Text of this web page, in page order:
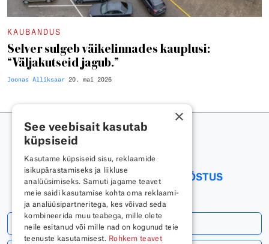
KAUBANDUS
Selver sulgeb väikelinnades kauplusi:
“Väljakutseid jagub.”
Joonas Alliksaar 20. mai 2026
RESTORANID TOIDUAINETÖÖSTUS
Telli uudiskiri
×
See veebisait kasutab
küpsiseid
Kasutame küpsiseid sisu, reklaamide
isikupärastamiseks ja liikluse
analüüsimiseks. Samuti jagame teavet
meie saidi kasutamise kohta oma reklaami-
ja analüüsipartneritega, kes võivad seda
kombineerida muu teabega, mille olete
neile esitanud või mille nad on kogunud teie
teenuste kasutamisest. Rohkem teavet